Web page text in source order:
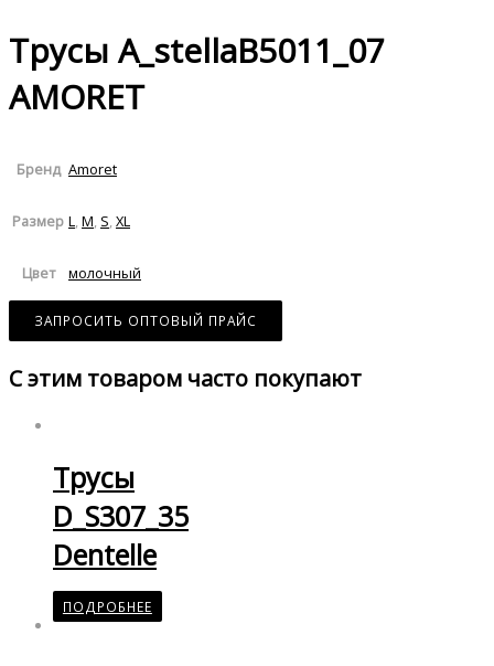
Трусы A_stellaB5011_07
AMORET
Бренд Amoret
Размер L,M, S,XL
Цвет молочный
ЗАПРОСИТЬ ОПТОВЫЙ ПРАЙС
С этим товаром часто покупают
Трусы
D_S307_35
Dentelle
ПОДРОБНЕЕ